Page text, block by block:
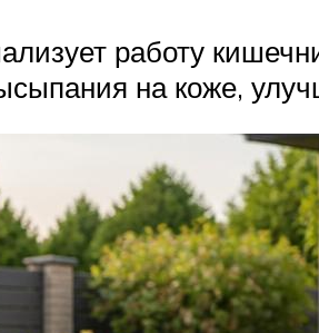
работу
на коже,